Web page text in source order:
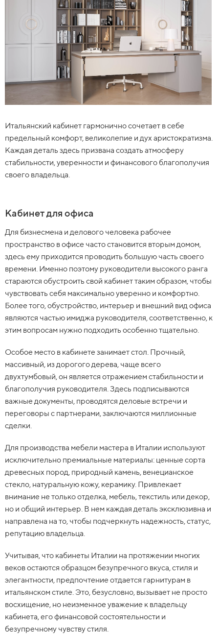
Итальянский кабинет гармонично сочетает в себе
предельный комфорт, великолепие и дух аристократизма.
Каждая деталь здесь призвана создать атмосферу
стабильности, уверенности и финансового благополучия
своего владельца.
Кабинет для офиса
Для бизнесмена и делового человека рабочее
пространство в офисе часто становится вторым домом,
здесь ему приходится проводить большую часть своего
времени. Именно поэтому руководители высокого ранга
стараются обустроить свой кабинет таким образом, чтобы
чувствовать себя максимально уверенно и комфортно.
Более того, обустройство, интерьер и внешний вид офиса
являются частью имиджа руководителя, соответственно, к
этим вопросам нужно подходить особенно тщательно.
Особое место в кабинете занимает стол. Прочный,
массивный, из дорогого дерева, чаще всего
двухтумбовый, он является отражением стабильности и
благополучия руководителя. Здесь подписываются
важные документы, проводятся деловые встречи и
переговоры с партнерами, заключаются миллионные
сделки.
Для производства мебели мастера в Италии используют
исключительно премиальные материалы: ценные сорта
древесных пород, природный камень, венецианское
стекло, натуральную кожу, керамику. Привлекает
внимание не только отделка, мебель, текстиль или декор,
но и общий интерьер. В нем каждая деталь эксклюзивна и
направлена на то, чтобы подчеркнуть надежность, статус,
репутацию владельца.
Учитывая, что кабинеты Италии на протяжении многих
веков остаются образцом безупречного вкуса, стиля и
элегантности, предпочтение отдается гарнитурам в
итальянском стиле. Это, безусловно, вызывает не просто
восхищение, но неизменное уважение к владельцу
кабинета, его финансовой состоятельности и
безупречному чувству стиля.